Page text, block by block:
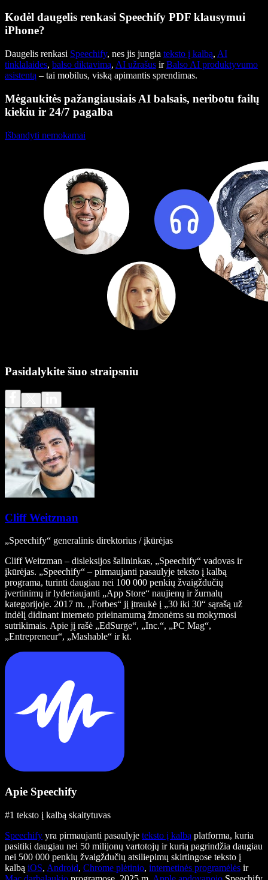
Kodėl daugelis renkasi Speechify PDF klausymui
iPhone?
Daugelis renkasi Speechify, nes jis jungia teksto į kalbą, AI
tinklalaides, balso diktavimą, AI užrašus irBalso AI produktyvumo
asistentą – tai mobilus, viską apimantis sprendimas.
Mėgaukitės pažangiausiais AI balsais, neribotu failų
kiekiu ir 24/7 pagalba
Išbandyti nemokamai
Pasidalykite šiuo straipsniu
Cliff Weitzman
„Speechify“ generalinis direktorius / įkūrėjas
Cliff Weitzman – disleksijos šalininkas, „Speechify“ vadovas ir
įkūrėjas. „Speechify“ – pirmaujanti pasaulyje teksto į kalbą
programa, turinti daugiau nei 100 000 penkių žvaigždučių
įvertinimų ir lyderiaujanti „App Store“ naujienų ir žurnalų
kategorijoje. 2017 m. „Forbes“ jį įtraukė į „30 iki 30“ sąrašą už
indėlį didinant interneto prieinamumą žmonėms su mokymosi
sutrikimais. Apie jį rašė „EdSurge“, „Inc.“, „PC Mag“,
„Entrepreneur“, „Mashable“ ir kt.
Apie Speechify
#1 teksto į kalbą skaitytuvas
Speechify yra pirmaujanti pasaulyje teksto į kalbą platforma, kuria
pasitiki daugiau nei 50 milijonų vartotojų ir kurią pagrindžia daugiau
nei 500 000 penkių žvaigždučių atsiliepimų skirtingose teksto į
kalbą iOS, Android, Chrome plėtinio, internetinės programėlės ir